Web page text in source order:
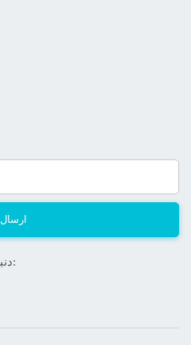
ارسال
دنبال کردن در شبکه‌های اجتماعی: